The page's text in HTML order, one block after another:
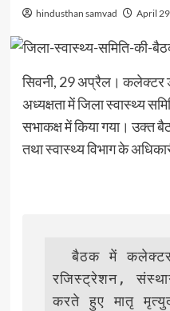
hindusthan samvad April
सिवनी, 29 अप्रैल। कलेक्टर
अध्यक्षता में जिला स्वास्थ्य
सभाकक्ष में किया गया। उक्त
तथा स्वास्थ्य विभाग के
  बैठक में कलेक्टर डॉ फटिंग ने एएनसी
रजिस्ट्रेशन,
करते हुए मातृ